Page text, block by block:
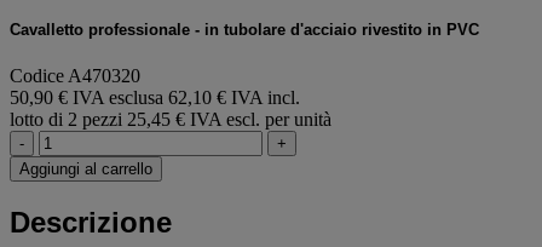
Cavalletto professionale - in tubolare d'acciaio rivestito in PVC
Codice A470320
50,90 € IVA esclusa 62,10 € IVA incl.
lotto di 2 pezzi 25,45 € IVA escl. per unità
-
+
Aggiungi al carrello
Descrizione